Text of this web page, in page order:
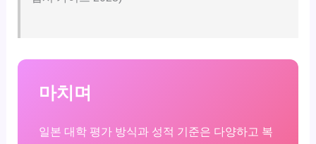
마치며
일본 대학 평가 방식과 성적 기준은 다양하고 복